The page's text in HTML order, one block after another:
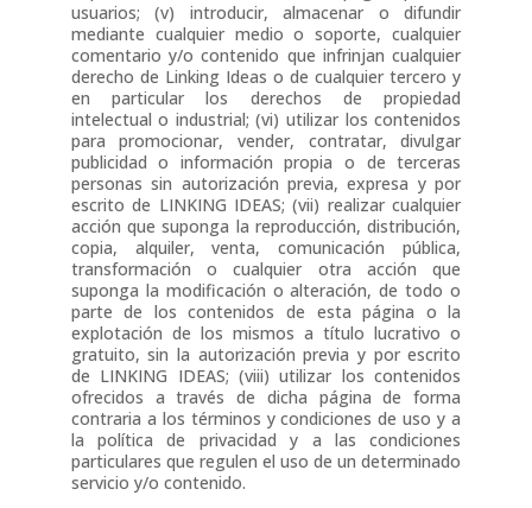
usuarios; (v) introducir, almacenar o difundir
mediante cualquier medio o soporte, cualquier
comentario y/o contenido que infrinjan cualquier
derecho de Linking Ideas o de cualquier tercero y
en particular los derechos de propiedad
intelectual o industrial; (vi) utilizar los contenidos
para promocionar, vender, contratar, divulgar
publicidad o información propia o de terceras
personas sin autorización previa, expresa y por
escrito de LINKING IDEAS; (vii) realizar cualquier
acción que suponga la reproducción, distribución,
copia, alquiler, venta, comunicación pública,
transformación o cualquier otra acción que
suponga la modificación o alteración, de todo o
parte de los contenidos de esta página o la
explotación de los mismos a título lucrativo o
gratuito, sin la autorización previa y por escrito
de LINKING IDEAS; (viii) utilizar los contenidos
ofrecidos a través de dicha página de forma
contraria a los términos y condiciones de uso y a
la política de privacidad y a las condiciones
particulares que regulen el uso de un determinado
servicio y/o contenido.